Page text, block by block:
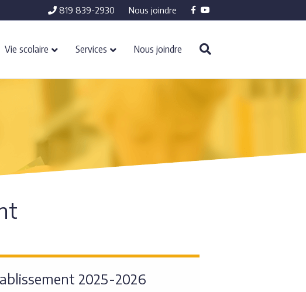
819 839-2930 Nous joindre Facebook
Youtube
Vie scolaire Services Nous joindre
2025-2026